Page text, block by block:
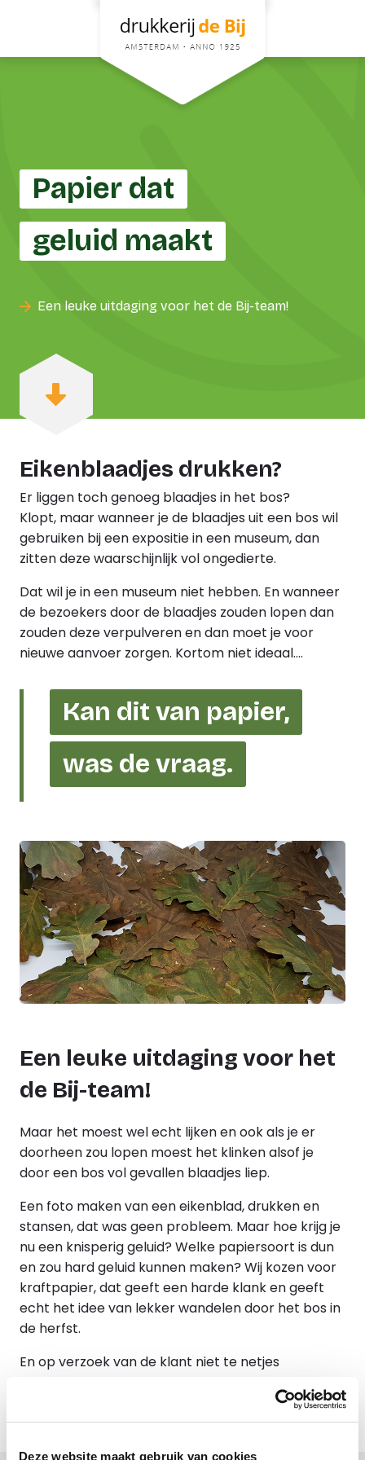
Deze website maakt gebruik van cookies
Papier dat
geluid maakt
Een leuke uitdaging voor het de Bij-team!
Eikenblaadjes drukken?
Er liggen toch genoeg blaadjes in het bos?
Klopt, maar wanneer je de blaadjes uit een bos wil
gebruiken bij een expositie in een museum, dan
zitten deze waarschijnlijk vol ongedierte.
Dat wil je in een museum niet hebben. En wanneer
de bezoekers door de blaadjes zouden lopen dan
zouden deze verpulveren en dan moet je voor
nieuwe aanvoer zorgen. Kortom niet ideaal….
Kan dit van papier,
was de vraag.
Een leuke uitdaging voor het
de Bij-team!
Maar het moest wel echt lijken en ook als je er
doorheen zou lopen moest het klinken alsof je
door een bos vol gevallen blaadjes liep.
Een foto maken van een eikenblad, drukken en
stansen, dat was geen probleem. Maar hoe krijg je
nu een knisperig geluid? Welke papiersoort is dun
en zou hard geluid kunnen maken? Wij kozen voor
kraftpapier, dat geeft een harde klank en geeft
echt het idee van lekker wandelen door het bos in
de herfst.
En op verzoek van de klant niet te netjes